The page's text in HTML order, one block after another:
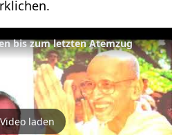
bis zum letzten Atemzug
Video laden